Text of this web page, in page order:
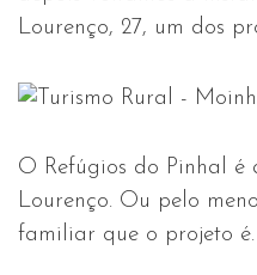
Lourenço, 27, um dos
O Refúgios do Pinhal
Lourenço. Ou pelo
familiar que o projeto é.